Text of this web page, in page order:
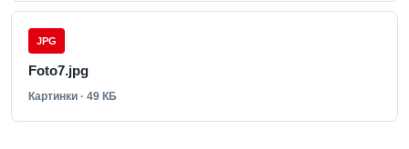
JPG
Foto7.jpg
Картинки · 49 КБ